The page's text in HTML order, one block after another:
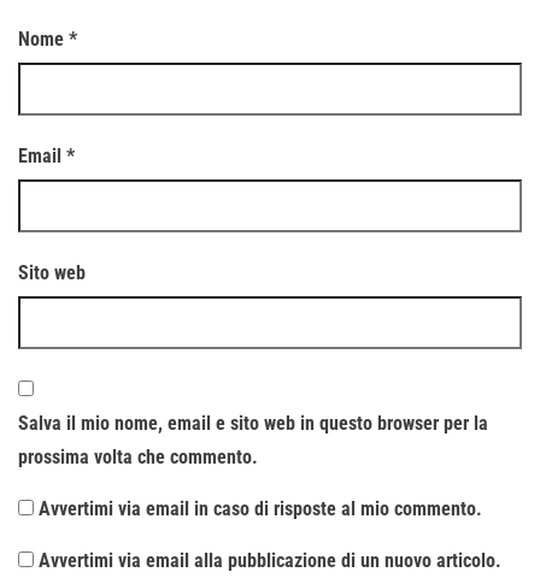
Nome *
Email *
Sito web
Salva il mio nome, email e sito web in questo browser per la
prossima volta che commento.
Avvertimi via email in caso di risposte al mio commento.
Avvertimi via email alla pubblicazione di un nuovo articolo.